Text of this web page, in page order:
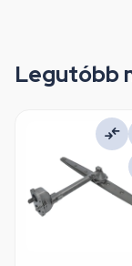
Legutóbb